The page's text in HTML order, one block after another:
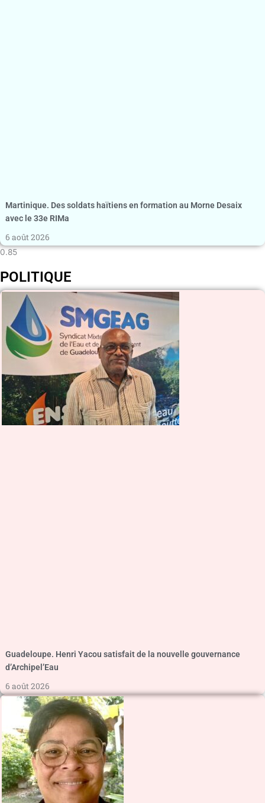
Martinique. Des soldats haïtiens en formation au Morne Desaix
avec le 33e RIMa
6 août 2026
POLITIQUE
Guadeloupe. Henri Yacou satisfait de la nouvelle gouvernance
d’Archipel’Eau
6 août 2026